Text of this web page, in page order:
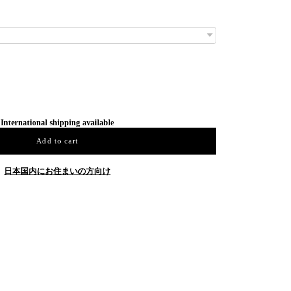
International shipping available
Add to cart
日本国内にお住まいの方向け